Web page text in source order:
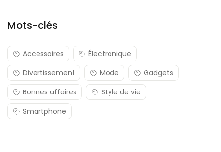
Mots-clés
Accessoires
Électronique
Divertissement
Mode
Gadgets
Bonnes affaires
Style de vie
Smartphone